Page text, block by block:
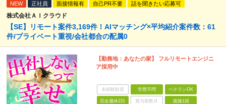
NEW 正社員 面接情報有 自己PR不要 話を聞きたい応募可
株式会社ＡＩクラウド
【SE】リモート案件3,169件！AIマッチング×平均紹介案件数：61
件/プライベート重視/会社都合の配属0
【勤務地：あなたの家】 フルリモートエンジニ
ア採用中
未経験歓迎 学歴不問 ベテランOK
完全週休2日 賞与複数月 面接1回